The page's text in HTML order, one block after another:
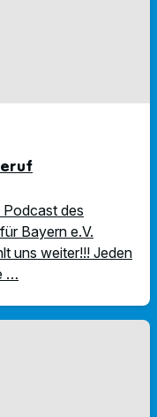
Podcast des
Bayern e.V.
uns weiter!!! Jeden
…